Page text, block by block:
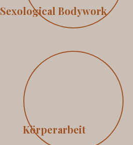
Sexological Bodywork
Körperarbeit